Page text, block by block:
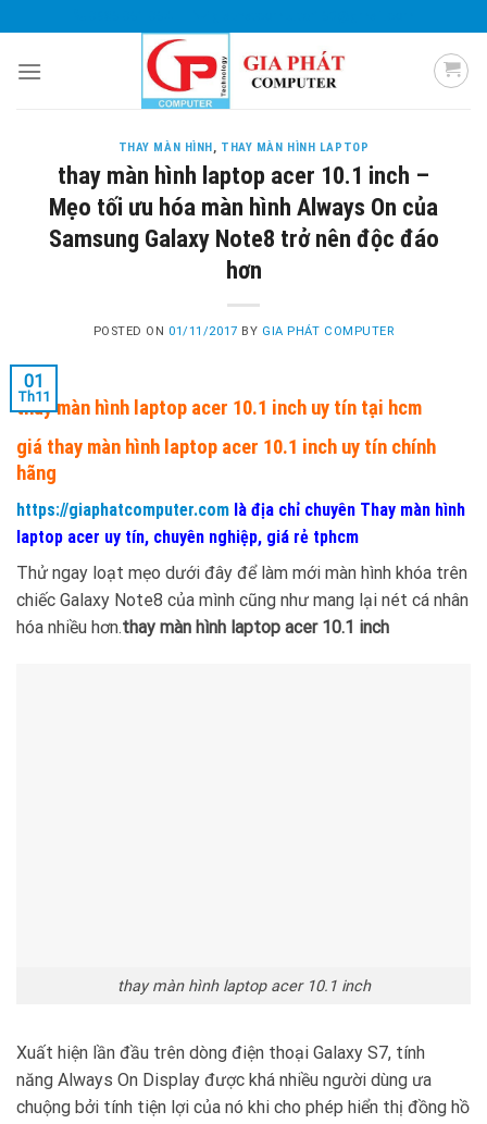
to
content
THAY MÀN HÌNH, THAY MÀN HÌNH LAPTOP
thay màn hình laptop acer 10.1 inch –
Mẹo tối ưu hóa màn hình Always On của
Samsung Galaxy Note8 trở nên độc đáo
hơn
POSTED ON 01/11/2017 BY GIA PHÁT COMPUTER
01
Th11
thay màn hình laptop acer 10.1 inch uy tín tại hcm
giá thay màn hình laptop acer 10.1 inch uy tín chính
hãng
https://giaphatcomputer.com là địa chỉ chuyên Thay màn hình
laptop acer uy tín, chuyên nghiệp, giá rẻ tphcm
Thử ngay loạt mẹo dưới đây để làm mới màn hình khóa trên
chiếc Galaxy Note8 của mình cũng như mang lại nét cá nhân
hóa nhiều hơn.thay màn hình laptop acer 10.1 inch
thay màn hình laptop acer 10.1 inch
Xuất hiện lần đầu trên dòng điện thoại Galaxy S7, tính
năng Always On Display được khá nhiều người dùng ưa
chuộng bởi tính tiện lợi của nó khi cho phép hiển thị đồng hồ